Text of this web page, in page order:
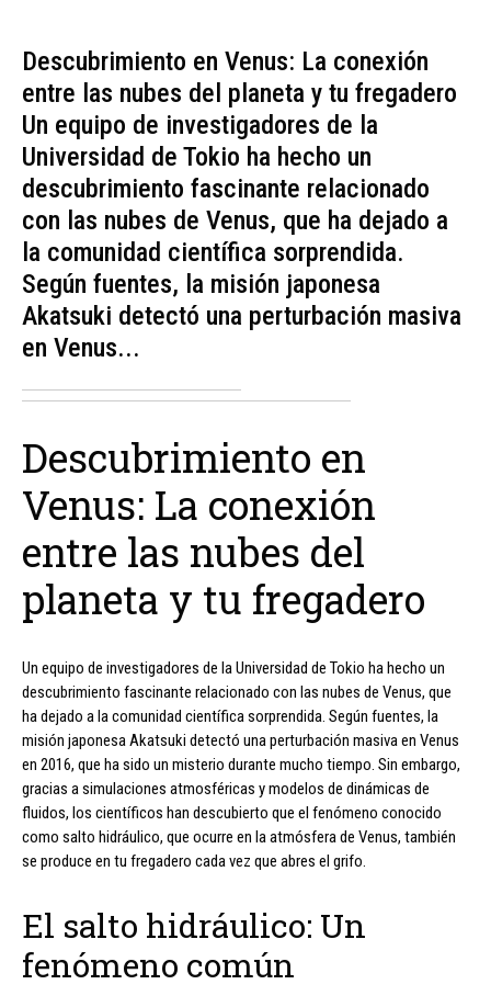
Descubrimiento en Venus: La conexión
entre las nubes del planeta y tu fregadero
Un equipo de investigadores de la
Universidad de Tokio ha hecho un
descubrimiento fascinante relacionado
con las nubes de Venus, que ha dejado a
la comunidad científica sorprendida.
Según fuentes, la misión japonesa
Akatsuki detectó una perturbación masiva
en Venus...
Descubrimiento en
Venus: La conexión
entre las nubes del
planeta y tu fregadero
Un equipo de investigadores de la Universidad de Tokio ha hecho un
descubrimiento fascinante relacionado con las nubes de Venus, que
ha dejado a la comunidad científica sorprendida. Según fuentes, la
misión japonesa Akatsuki detectó una perturbación masiva en Venus
en 2016, que ha sido un misterio durante mucho tiempo. Sin embargo,
gracias a simulaciones atmosféricas y modelos de dinámicas de
fluidos, los científicos han descubierto que el fenómeno conocido
como salto hidráulico, que ocurre en la atmósfera de Venus, también
se produce en tu fregadero cada vez que abres el grifo.
El salto hidráulico: Un
fenómeno común